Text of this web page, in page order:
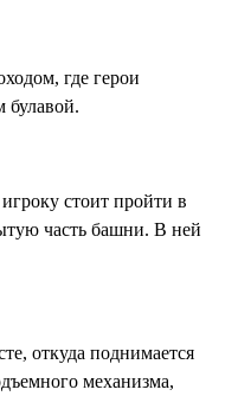
где герои
булавой.
стоит пройти в
часть башни. В ней
откуда поднимается
механизма,